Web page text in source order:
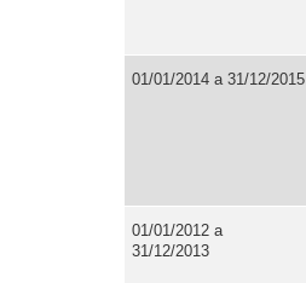
01/01/2014 a 31/12/2015
01/01/2012 a
31/12/2013